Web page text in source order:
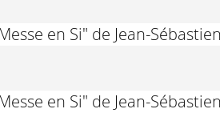
en Si" de Jean-
en Si" de Jean-